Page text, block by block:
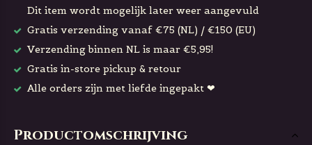
Dit item wordt mogelijk later weer aangevuld
Gratis verzending vanaf €75 (NL) / €150 (EU)
Verzending binnen NL is maar €5,95!
Gratis in-store pickup & retour
Alle orders zijn met liefde ingepakt ❤
Productomschrijving